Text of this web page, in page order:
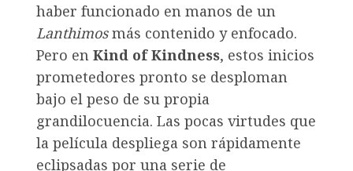
haber funcionado en manos de un
Lanthimosmás contenido y enfocado.
Pero en Kind of Kindness, estos inicios
prometedores pronto se desploman
bajo el peso de su propia
grandilocuencia. Las pocas virtudes que
la película despliega son rápidamente
eclipsadas por una serie de